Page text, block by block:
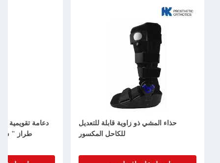
حذاء المشي ذو زاوية قابلة للتعديل
للكاحل المكسور
دعامة تقويمية
طراز " سي